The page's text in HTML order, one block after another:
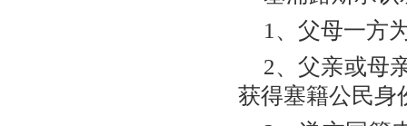
1、父母一方
2、父亲或母
获得塞籍公民身